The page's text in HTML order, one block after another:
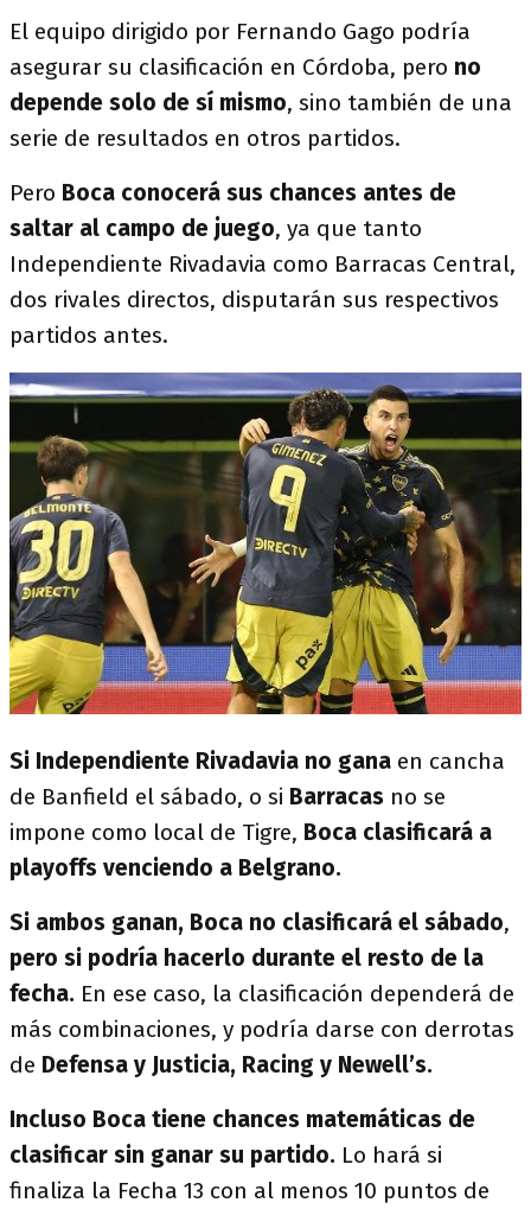
El equipo dirigido por Fernando Gago podría
asegurar su clasificación en Córdoba, pero no
depende solo de sí mismo, sino también de una
serie de resultados en otros partidos.
Pero Boca conocerá sus chances antes de
saltar al campo de juego, ya que tanto
Independiente Rivadavia como Barracas Central,
dos rivales directos, disputarán sus respectivos
partidos antes.
Si Independiente Rivadavia no gana en cancha
de Banfield el sábado, o si Barracas no se
impone como local de Tigre, Boca clasificará a
playoffs venciendo a Belgrano.
Si ambos ganan, Boca no clasificará el sábado,
pero si podría hacerlo durante el resto de la
fecha. En ese caso, la clasificación dependerá de
más combinaciones, y podría darse con derrotas
de Defensa y Justicia, Racing y Newell’s.
Incluso Boca tiene chances matemáticas de
clasificar sin ganar su partido. Lo hará si
finaliza la Fecha 13 con al menos 10 puntos de